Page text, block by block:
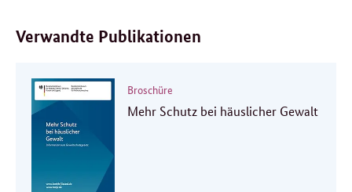
Verwandte Publikationen
Broschüre
Mehr Schutz bei häuslicher Gewalt